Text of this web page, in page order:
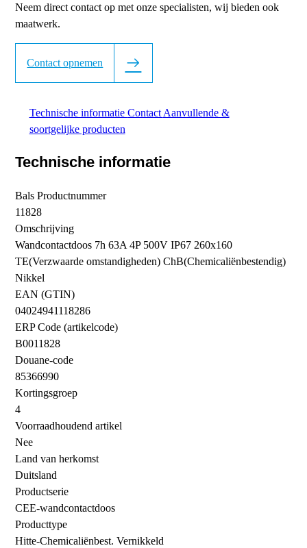
Neem direct contact op met onze specialisten, wij bieden ook
maatwerk.
Contact opnemen
Technische informatie Contact Aanvullende &
soortgelijke producten
Technische informatie
Bals Productnummer
11828
Omschrijving
Wandcontactdoos 7h 63A 4P 500V IP67 260x160
TE(Verzwaarde omstandigheden) ChB(Chemicaliënbestendig)
Nikkel
EAN (GTIN)
04024941118286
ERP Code (artikelcode)
B0011828
Douane-code
85366990
Kortingsgroep
4
Voorraadhoudend artikel
Nee
Land van herkomst
Duitsland
Productserie
CEE-wandcontactdoos
Producttype
Hitte-Chemicaliënbest. Vernikkeld